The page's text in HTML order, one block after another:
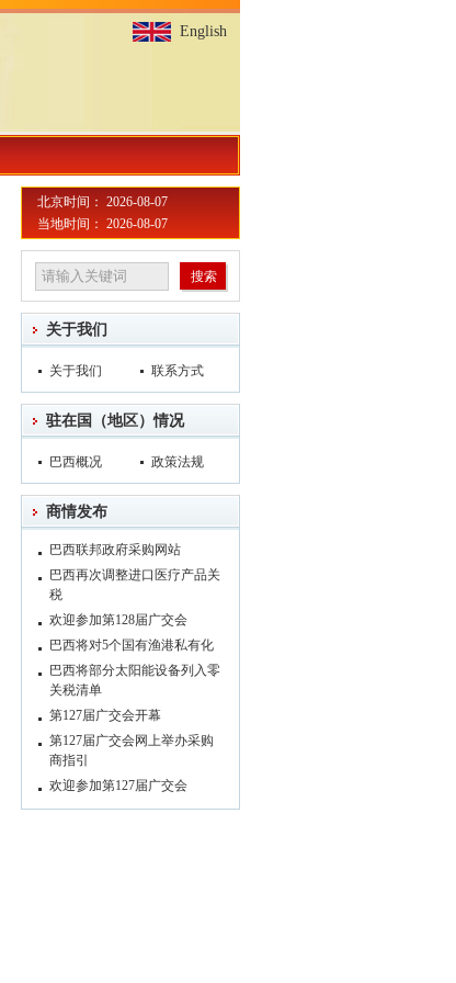
English
北京时间： 2026-08-07
当地时间： 2026-08-07
关于我们
关于我们 联系方式
驻在国（地区）情况
巴西概况 政策法规
商情发布
巴西联邦政府采购网站
巴西再次调整进口医疗产品关
税
欢迎参加第128届广交会
巴西将对5个国有渔港私有化
巴西将部分太阳能设备列入零
关税清单
第127届广交会开幕
第127届广交会网上举办采购
商指引
欢迎参加第127届广交会